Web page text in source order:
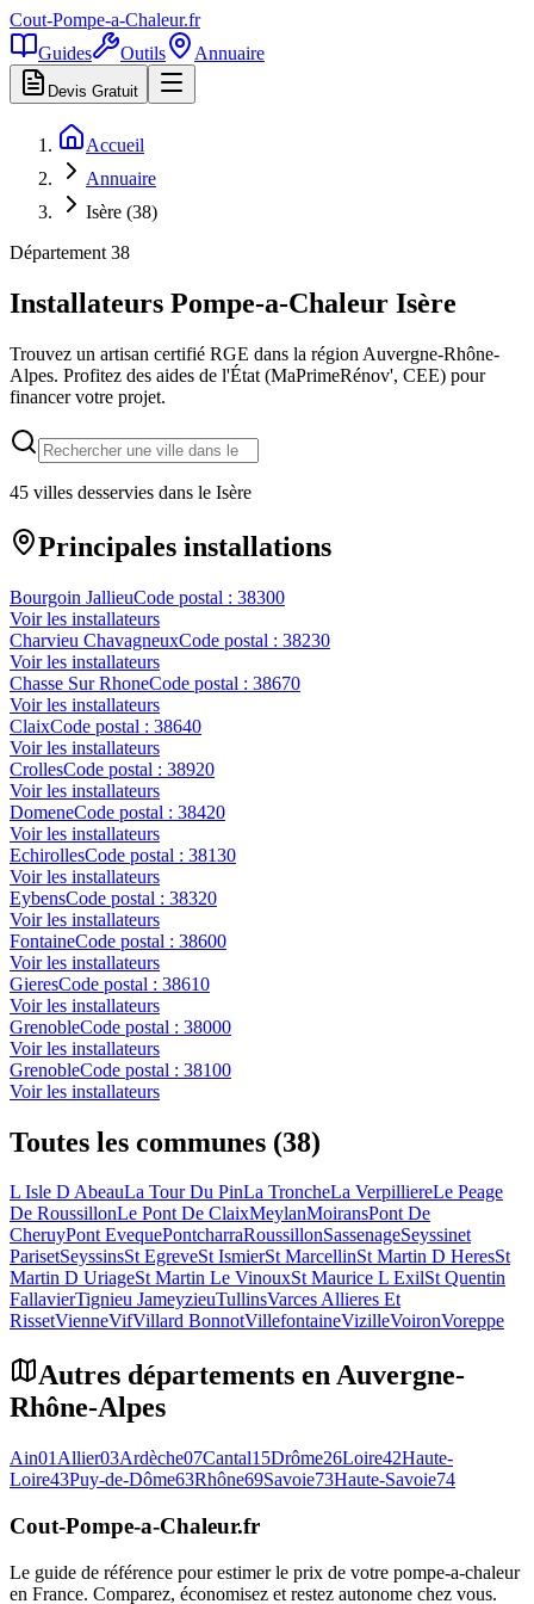
Cout-Pompe-a-Chaleur.fr
Guides
Outils Annuaire
Devis Gratuit
Accueil
Annuaire
Isère (38)
Département 38
Installateurs Pompe-a-Chaleur Isère
Trouvez un artisan certifié RGE dans la région Auvergne-Rhône-
Alpes. Profitez des aides de l'État (MaPrimeRénov', CEE) pour
financer votre projet.
45 villes desservies dans le Isère
Principales installations
Bourgoin JallieuCode postal : 38300
Voir les installateurs
Charvieu ChavagneuxCode postal : 38230
Voir les installateurs
Chasse Sur RhoneCode postal : 38670
Voir les installateurs
ClaixCode postal : 38640
Voir les installateurs
CrollesCode postal : 38920
Voir les installateurs
DomeneCode postal : 38420
Voir les installateurs
EchirollesCode postal : 38130
Voir les installateurs
EybensCode postal : 38320
Voir les installateurs
FontaineCode postal : 38600
Voir les installateurs
GieresCode postal : 38610
Voir les installateurs
GrenobleCode postal : 38000
Voir les installateurs
GrenobleCode postal : 38100
Voir les installateurs
Toutes les communes (38)
L Isle D AbeauLa Tour Du PinLa TroncheLa VerpilliereLe Peage
De RoussillonLe Pont De ClaixMeylanMoiransPont De
CheruyPont EvequePontcharraRoussillonSassenageSeyssinet
ParisetSeyssinsSt EgreveSt IsmierSt MarcellinSt Martin D HeresSt
Martin D UriageSt Martin Le VinouxSt Maurice L ExilSt Quentin
FallavierTignieu JameyzieuTullinsVarces Allieres Et
RissetVienneVifVillard BonnotVillefontaineVizilleVoironVoreppe
Autres départements enAuvergne-
Rhône-Alpes
Ain01 Allier03Ardèche07Cantal15Drôme26Loire42Haute-
Loire43Puy-de-Dôme63Rhône69Savoie73Haute-Savoie74
Cout-Pompe-a-Chaleur.fr
Le guide de référence pour estimer le prix de votre pompe-a-chaleur
en France. Comparez, économisez et restez autonome chez vous.